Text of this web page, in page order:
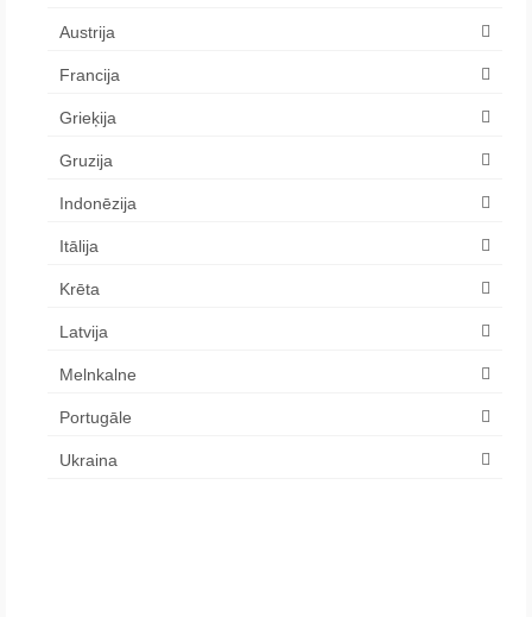
Austrija
Francija
Grieķija
Gruzija
Indonēzija
Itālija
Krēta
Latvija
Melnkalne
Portugāle
Ukraina